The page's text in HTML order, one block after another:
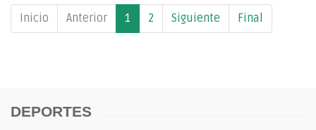
Inicio Anterior 1 2 Siguiente Final
DEPORTES